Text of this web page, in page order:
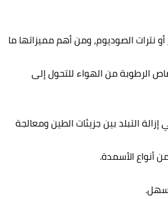
نترات الصوديوم، ومن أهم مميزاتها ما
الرطوبة من الهواء للتحول إلى
التبلد بين جزيئات الطين ومعالجة
أنواع الأسمدة.
سهل.